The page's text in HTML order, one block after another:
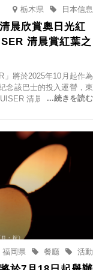
栃木県 日本信息
晨欣賞奧日光紅
清晨賞紅葉之
」將於2025年10月起作為
念該巴士的投入運營，東
清晨賞紅葉之旅”，
福岡県 活動
餐廳